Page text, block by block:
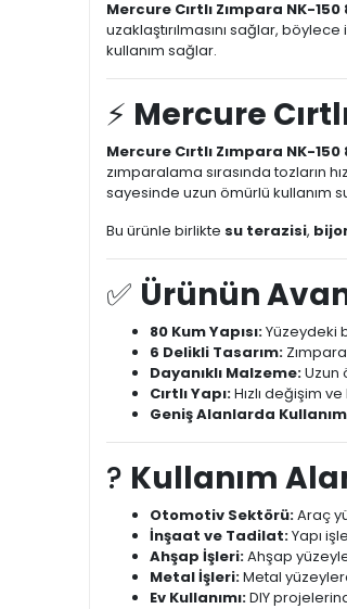
Mercure Cırtlı Zımpara NK-
uzaklaştırılmasını sağlar,
kullanım sağlar.
⚡ Mercure
Mercure Cırtlı Zımpara NK-
zımparalama sırasında tozların
sayesinde uzun ömürlü kullanım
Bu ürünle birlikte su terazisi,
✅ Ürünün
80 Kum Yapısı:Yüzeydeki
6 Delikli Tasarım:
Dayanıklı Malzeme:Uzun
Cırtlı Yapı:Hızlı değişim
Geniş Alanlarda
?️ Kullanım
Otomotiv Sektörü:Araç
İnşaat ve Tadilat:Yapı
Ahşap İşleri:Ahşap
Metal İşleri:Metal
Ev Kullanımı:DIY